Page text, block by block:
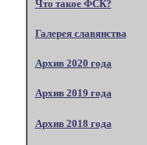
Что такое ФСК?
Галерея славянства
Архив 2020 года
Архив 2019 года
Архив 2018 года